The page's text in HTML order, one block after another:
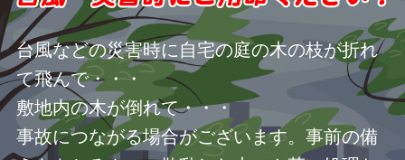
台風などの災害時に自宅の庭の木の枝が折れ
て飛んで・・・
敷地内の木が倒れて・・・
事故につながる場合がございます。事前の備